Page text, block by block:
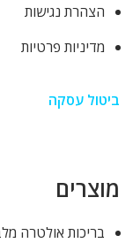
הצהרת נגישות
מדיניות פרטיות
ביטול עסקה
מוצרים
בריכות אולטרה